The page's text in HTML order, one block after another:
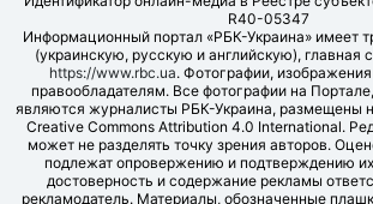
R40-05347
Информационный портал «РБК-Украина» имеет
(украинскую, русскую и английскую), главная
https://www.rbc.ua. Фотографии,
правообладателям. Все фотографии на
являются журналисты РБК-Украина, размещены
Creative Commons Attribution 4.0 International.
может не разделять точку зрения авторов.
подлежат опровержению и подтверждению
достоверность и содержание рекламы
рекламодатель. Материалы, обозначенные